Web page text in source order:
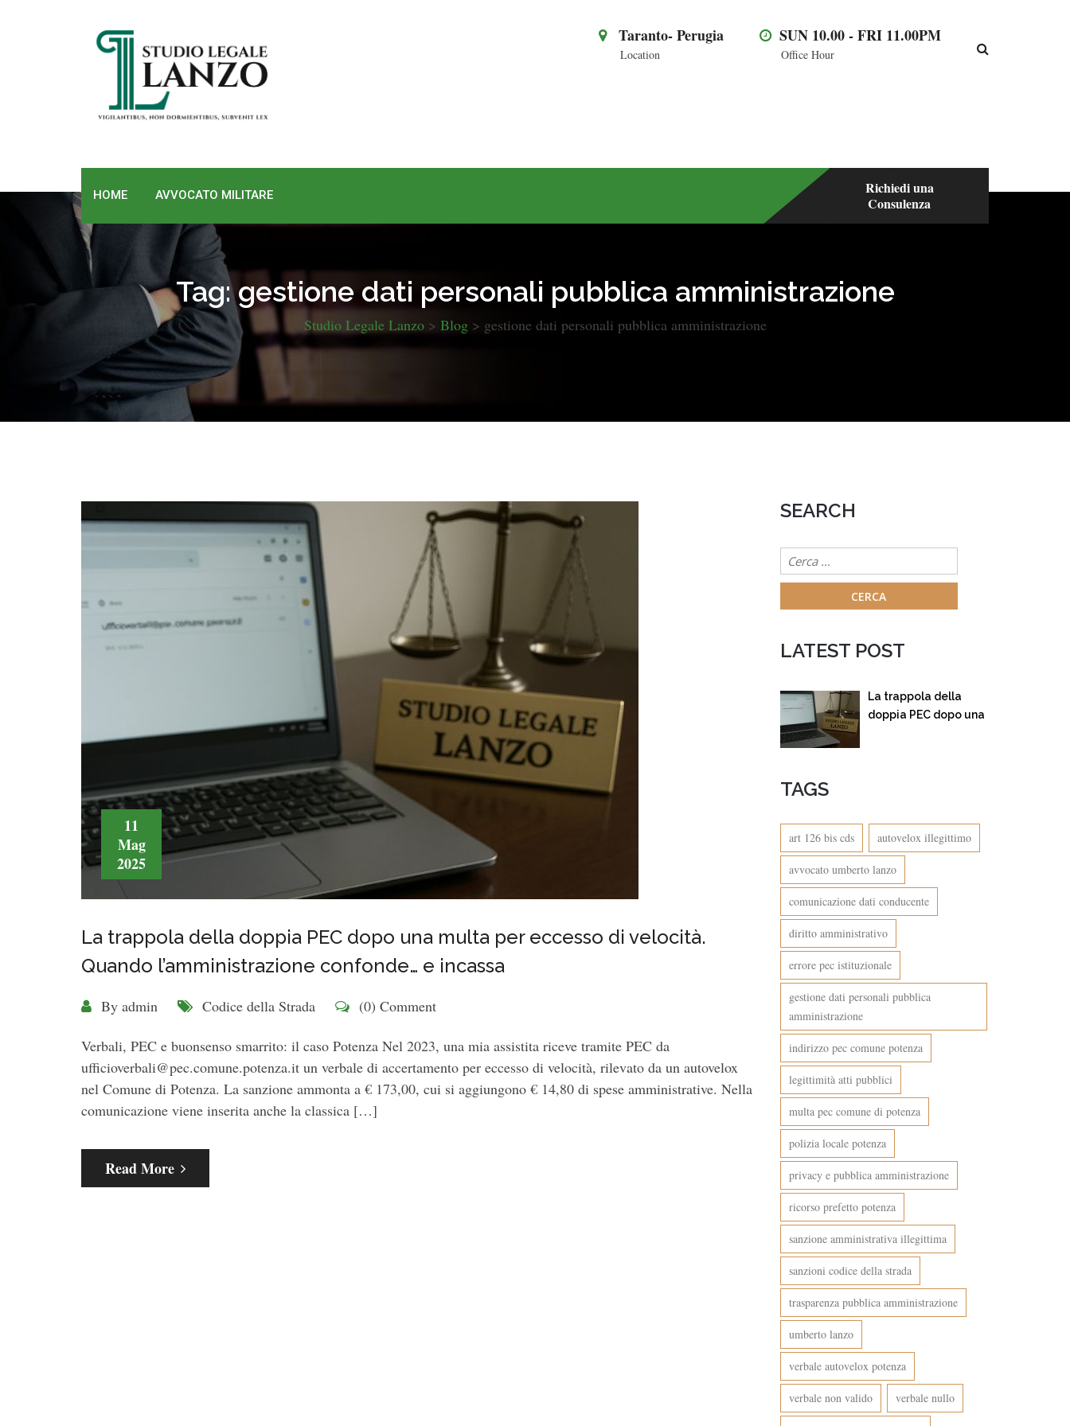
Taranto- Perugia
Location
SUN 10.00 - FRI 11.00PM
Office Hour
HOME AVVOCATO MILITARE
Richiedi una
Consulenza
Tag:gestione dati personali pubblica amministrazione
Studio Legale Lanzo> Blog> gestione dati personali pubblica amministrazione
11
Mag
2025
La trappola della doppia PEC dopo una multa per eccesso di velocità.
Quando l’amministrazione confonde… e incassa
By admin Codice della Strada (0) Comment
Verbali, PEC e buonsenso smarrito: il caso Potenza Nel 2023, una mia assistita riceve tramite PEC da
ufficioverbali@pec.comune.potenza.it un verbale di accertamento per eccesso di velocità, rilevato da un autovelox
nel Comune di Potenza. La sanzione ammonta a € 173,00, cui si aggiungono € 14,80 di spese amministrative. Nella
comunicazione viene inserita anche la classica […]
Read More
SEARCH
Ricerca
per:
LATEST POST
La trappola della
doppia PEC dopo una
TAGS
art 126 bis cds autovelox illegittimo
avvocato umberto lanzo
comunicazione dati conducente
diritto amministrativo
errore pec istituzionale
gestione dati personali pubblica
amministrazione
indirizzo pec comune potenza
legittimità atti pubblici
multa pec comune di potenza
polizia locale potenza
privacy e pubblica amministrazione
ricorso prefetto potenza
sanzione amministrativa illegittima
sanzioni codice della strada
trasparenza pubblica amministrazione
umberto lanzo
verbale autovelox potenza
verbale non valido verbale nullo